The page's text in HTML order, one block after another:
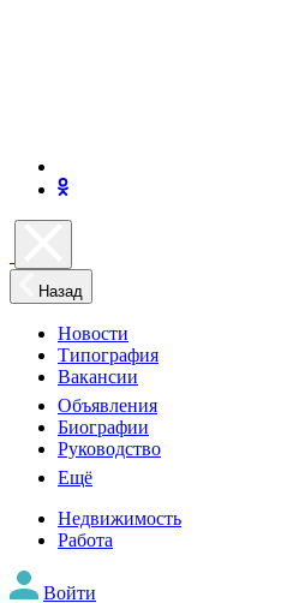
Назад
Новости
Типография
Вакансии
Объявления
Биографии
Руководство
Ещё
Недвижимость
Работа
Войти